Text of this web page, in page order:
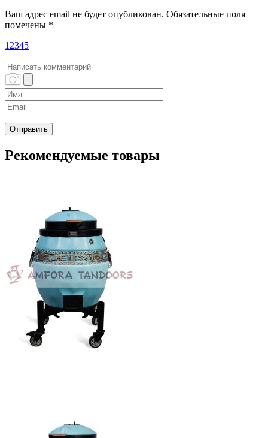
Ваш адрес email не будет опубликован. Обязательные поля
помечены *
1 2345
Рекомендуемые товары